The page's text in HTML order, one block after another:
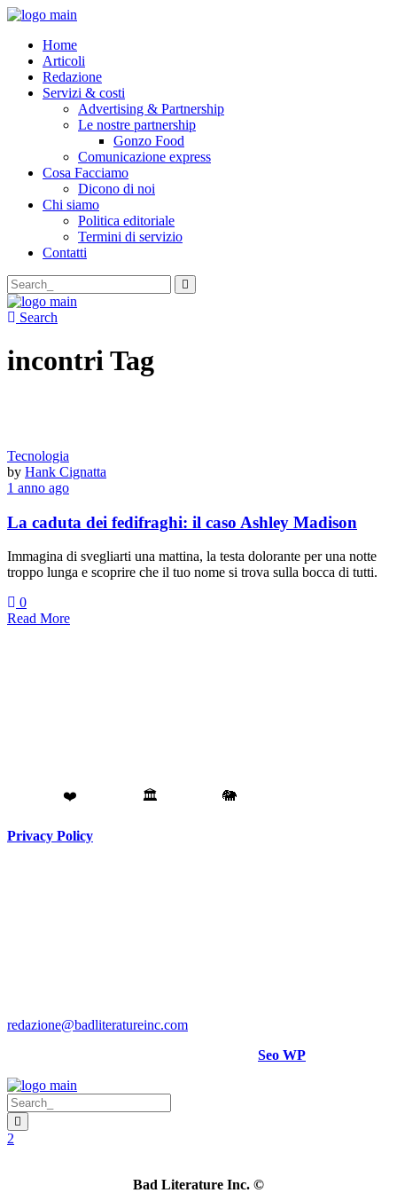
Home
Articoli
Redazione
Servizi & costi
Advertising & Partnership
Le nostre partnership
Gonzo Food
Comunicazione express
Cosa Facciamo
Dicono di noi
Chi siamo
Politica editoriale
Termini di servizio
Contatti
Search
for:
Search
incontri Tag
Tecnologia
by Hank Cignatta
1 anno ago
La caduta dei fedifraghi: il caso Ashley Madison
Immagina di svegliarti una mattina, la testa dolorante per una notte
troppo lunga e scoprire che il tuo nome si trova sulla bocca di tutti.
0
Read More
❤️ 🏛️ 🐘
Privacy Policy
redazione@badliteratureinc.com
Seo WP
Bad Literature Inc. ©